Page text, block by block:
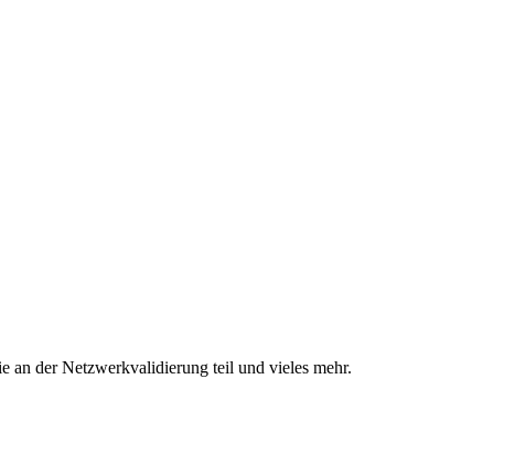
an der Netzwerkvalidierung teil und vieles mehr.